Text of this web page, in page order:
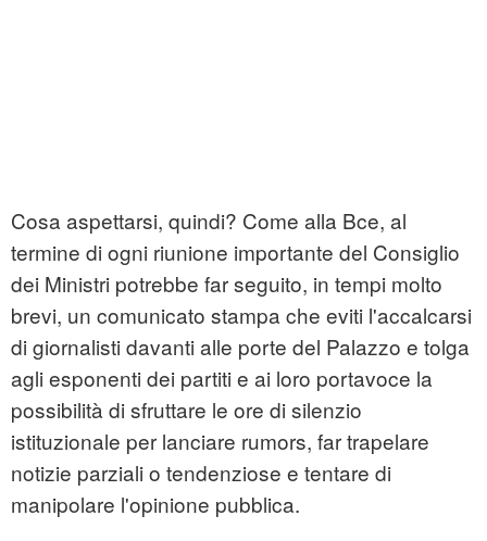
Cosa aspettarsi, quindi? Come alla Bce, al
termine di ogni riunione importante del Consiglio
dei Ministri potrebbe far seguito, in tempi molto
brevi, un comunicato stampa che eviti l'accalcarsi
di giornalisti davanti alle porte del Palazzo e tolga
agli esponenti dei partiti e ai loro portavoce la
possibilità di sfruttare le ore di silenzio
istituzionale per lanciare rumors, far trapelare
notizie parziali o tendenziose e tentare di
manipolare l'opinione pubblica.